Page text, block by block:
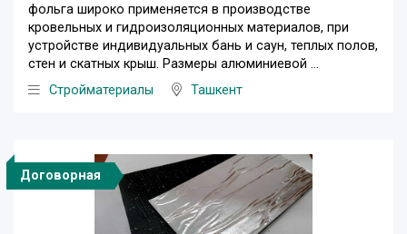
фольга широко применяется в производстве
кровельных и гидроизоляционных материалов, при
устройстве индивидуальных бань и саун, теплых полов,
стен и скатных крыш. Размеры алюминиевой ...
Стройматериалы
Ташкент
Договорная